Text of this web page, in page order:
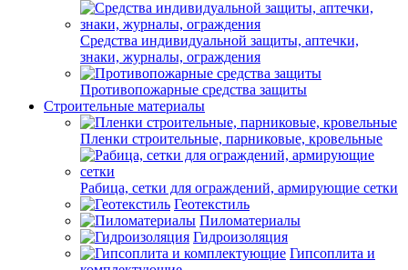
Средства индивидуальной защиты, аптечки,
знаки, журналы, ограждения
Противопожарные средства защиты
Строительные материалы
Пленки строительные, парниковые, кровельные
Рабица, сетки для ограждений, армирующие сетки
Геотекстиль
Пиломатериалы
Гидроизоляция
Гипсоплита и